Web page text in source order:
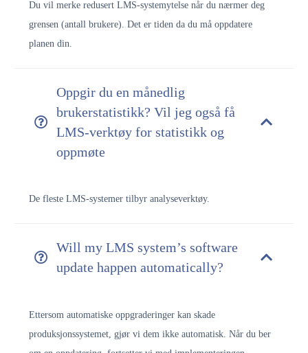
Du vil merke redusert LMS-systemytelse når du nærmer deg
grensen (antall brukere). Det er tiden da du må oppdatere
planen din.
Oppgir du en månedlig
brukerstatistikk? Vil jeg også få
LMS-verktøy for statistikk og
oppmøte
De fleste LMS-systemer tilbyr analyseverktøy.
Will my LMS system’s software
update happen automatically?
Ettersom automatiske oppgraderinger kan skade
produksjonssystemet, gjør vi dem ikke automatisk. Når du ber